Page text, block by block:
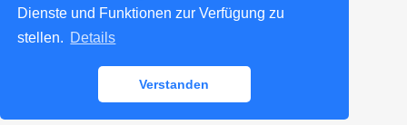
Dienste und Funktionen zur Verfügung zu
stellen. Details
Verstanden